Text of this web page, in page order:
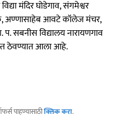
मंदिर घोडेगाव, संगमेश्वर
अण्णासाहेब आवटे कॉलेज मंचर,
प. सबनीस विद्यालय नारायणगाव
ठेवण्यात आला आहे.
पाहण्यासाठीक्लिक करा.